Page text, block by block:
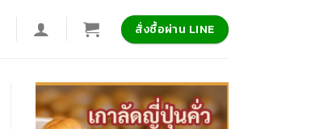
สั่งซื้อผ่าน LINE